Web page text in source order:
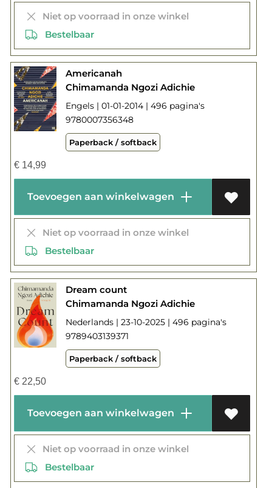
Niet op voorraad in onze winkel
Bestelbaar
Americanah
Chimamanda Ngozi Adichie
Engels | 01-01-2014 | 496 pagina's
9780007356348
Paperback / softback
€14,99
Toevoegen aan winkelwagen
Niet op voorraad in onze winkel
Bestelbaar
Dream count
Chimamanda Ngozi Adichie
Nederlands | 23-10-2025 | 496 pagina's
9789403139371
Paperback / softback
€22,50
Toevoegen aan winkelwagen
Niet op voorraad in onze winkel
Bestelbaar